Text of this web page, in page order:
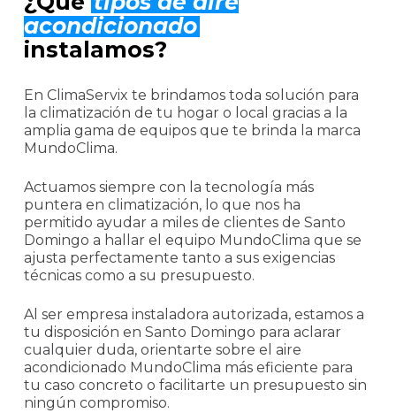
acondicionado
instalamos?
En ClimaServix te brindamos toda solución para
la climatización de tu hogar o local gracias a la
amplia gama de equipos que te brinda la marca
MundoClima.
Actuamos siempre con la tecnología más
puntera en climatización, lo que nos ha
permitido ayudar a miles de clientes de Santo
Domingo a hallar el equipo MundoClima que se
ajusta perfectamente tanto a sus exigencias
técnicas como a su presupuesto.
Al ser empresa instaladora autorizada, estamos a
tu disposición en Santo Domingo para aclarar
cualquier duda, orientarte sobre el aire
acondicionado MundoClima más eficiente para
tu caso concreto o facilitarte un presupuesto sin
ningún compromiso.